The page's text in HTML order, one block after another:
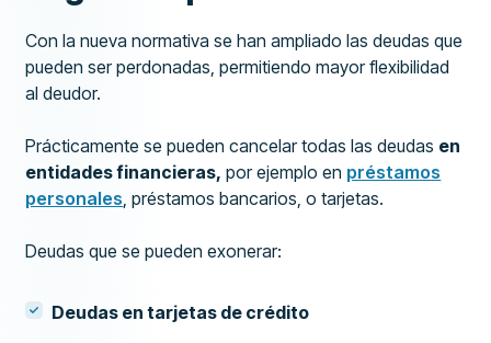
Con la nueva normativa se han ampliado las deudas que
pueden ser perdonadas, permitiendo mayor flexibilidad
al deudor.
Prácticamente se pueden cancelar todas las deudas en
entidades financieras, por ejemplo en préstamos
personales , préstamos bancarios, o tarjetas.
Deudas que se pueden exonerar:
Deudas en tarjetas de crédito